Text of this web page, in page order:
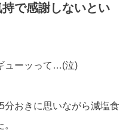
で感謝しないとい
ューッって…(泣)
分おきに思いながら減塩食